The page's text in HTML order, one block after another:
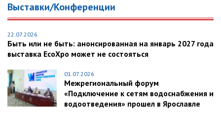
Выставки/Конференции
22.07.2026
Быть или не быть: анонсированная на январь 2027 года
выставка EcoXpo может не состояться
01.07.2026
Межрегиональный форум
«Подключение к сетям водоснабжения и
водоотведения» прошел в Ярославле